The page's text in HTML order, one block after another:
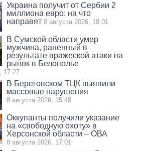
Украина получит от Сербии 2
миллиона евро: на что
направят 8 августа 2026, 18:01
В Сумской области умер
мужчина, раненный в
результате вражеской атаки на
рынок в Белополье
17:27
В Береговском ТЦК выявили
массовые нарушения
8 августа 2026, 15:48
Оккупанты получили указание
на «свободную охоту» в
Херсонской области – ОВА
8 августа 2026, 17:01